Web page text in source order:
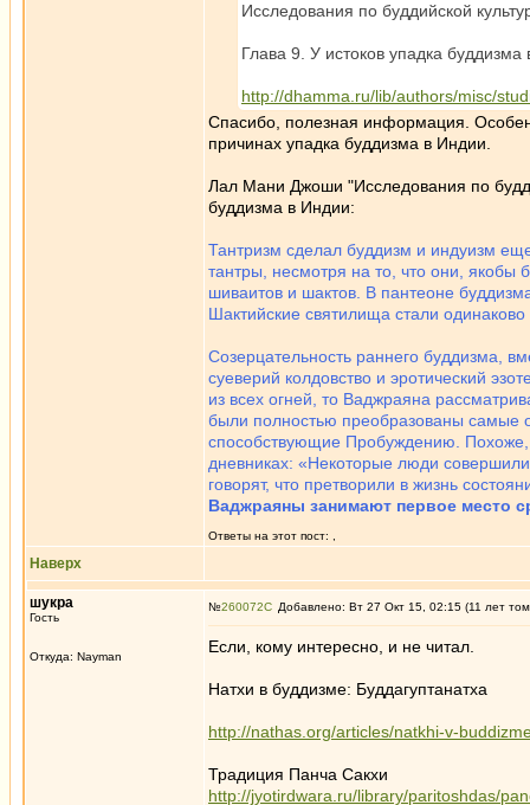
Исследования по буддийской
Глава 9. У истоков упадка буддизма
http://dhamma.ru/lib/authors/misc/
Спасибо, полезная информация.
причинах упадка буддизма в Индии.
Лал Мани Джоши "Исследования по
буддизма в Индии:
Тантризм сделал буддизм и индуизм
тантры, несмотря на то, что они, якобы
шиваитов и шактов. В пантеоне
Шактийские святилища стали
Созерцательность раннего буддизма,
суеверий колдовство и эротический
из всех огней, то Ваджраяна
были полностью преобразованы самые
способствующие Пробуждению.
дневниках: «Некоторые люди
говорят, что претворили в жизнь
Ваджраяны занимают первое место
Ответы на этот пост:
Наверх
шукра
Гость
Откуда: Nayman
№260072 Добавлено: Вт 27 Окт 15, 02:15 (11 лет
Если, кому интересно, и не читал.
Натхи в буддизме: Буддагуптанатха
http://nathas.org/articles/natkhi-v-
Традиция Панча Сакхи
http://jyotirdwara.ru/library/paritoshdas/